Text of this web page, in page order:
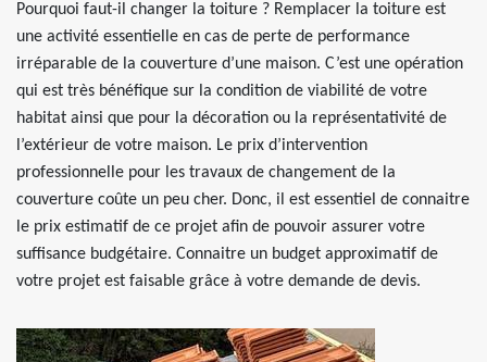
Pourquoi faut-il changer la toiture ? Remplacer la toiture est
une activité essentielle en cas de perte de performance
irréparable de la couverture d’une maison. C’est une opération
qui est très bénéfique sur la condition de viabilité de votre
habitat ainsi que pour la décoration ou la représentativité de
l’extérieur de votre maison. Le prix d’intervention
professionnelle pour les travaux de changement de la
couverture coûte un peu cher. Donc, il est essentiel de connaitre
le prix estimatif de ce projet afin de pouvoir assurer votre
suffisance budgétaire. Connaitre un budget approximatif de
votre projet est faisable grâce à votre demande de devis.